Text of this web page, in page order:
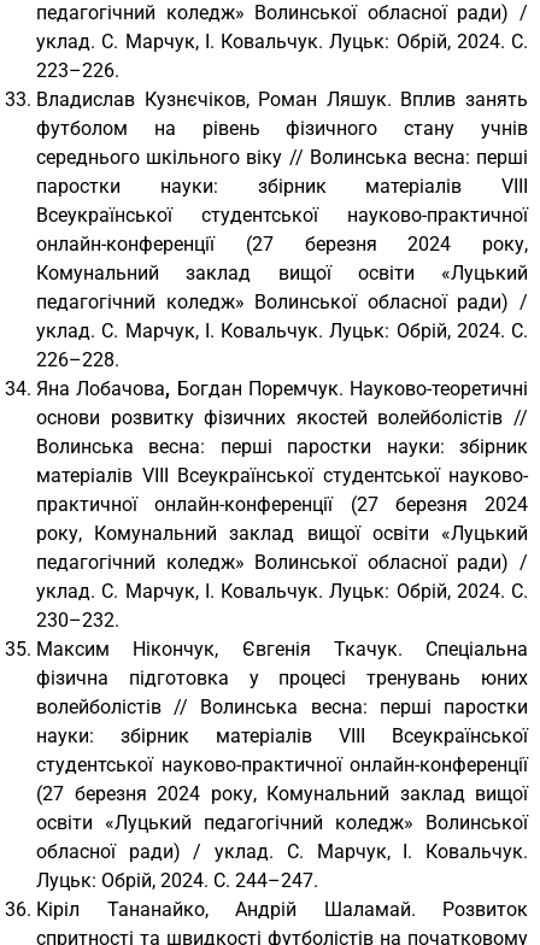
педагогічний коледж» Волинської обласної ради) /
уклад. С. Марчук, І. Ковальчук. Луцьк: Обрій, 2024. С.
223–226.
Владислав Кузнєчіков, Роман Ляшук. Вплив занять
футболом на рівень фізичного стану учнів
середнього шкільного віку // Волинська весна: перші
паростки науки: збірник матеріалів VІІІ
Всеукраїнської студентської науково-практичної
онлайн-конференції (27 березня 2024 року,
Комунальний заклад вищої освіти «Луцький
педагогічний коледж» Волинської обласної ради) /
уклад. С. Марчук, І. Ковальчук. Луцьк: Обрій, 2024. С.
226–228.
Яна Лобачова, Богдан Поремчук. Науково-теоретичні
основи розвитку фізичних якостей волейболістів //
Волинська весна: перші паростки науки: збірник
матеріалів VІІІ Всеукраїнської студентської науково-
практичної онлайн-конференції (27 березня 2024
року, Комунальний заклад вищої освіти «Луцький
педагогічний коледж» Волинської обласної ради) /
уклад. С. Марчук, І. Ковальчук. Луцьк: Обрій, 2024. С.
230–232.
Максим Нікончук, Євгенія Ткачук. Спеціальна
фізична підготовка у процесі тренувань юних
волейболістів // Волинська весна: перші паростки
науки: збірник матеріалів VІІІ Всеукраїнської
студентської науково-практичної онлайн-конференції
(27 березня 2024 року, Комунальний заклад вищої
освіти «Луцький педагогічний коледж» Волинської
обласної ради) / уклад. С. Марчук, І. Ковальчук.
Луцьк: Обрій, 2024. С. 244–247.
Кіріл Тананайко, Андрій Шаламай. Розвиток
спритності та швидкості футболістів на початковому